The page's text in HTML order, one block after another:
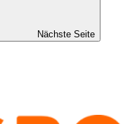
Nächste Seite